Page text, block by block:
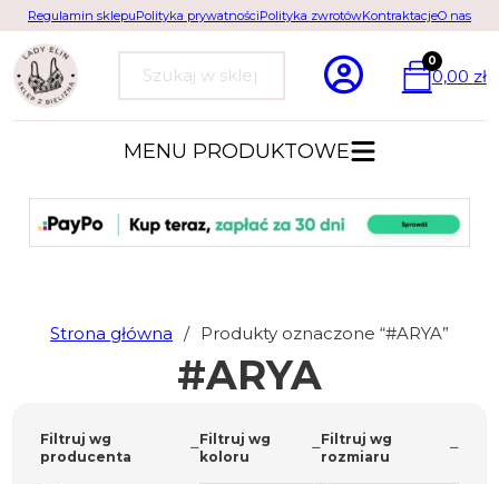
Regulamin sklepuPolityka prywatnościPolityka zwrotówKontraktacjeO nas
Szukaj
0
0,00 zł
MENU PRODUKTOWE
Strona główna / Produkty oznaczone “#ARYA”
#ARYA
Filtruj wg
producenta
Filtruj wg
koloru
Filtruj wg
rozmiaru